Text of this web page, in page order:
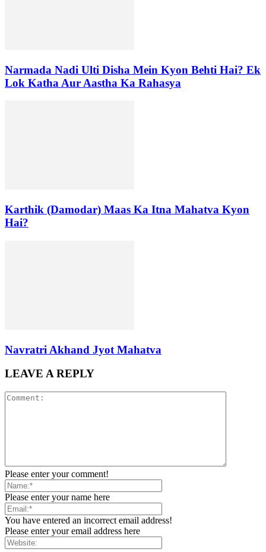
Narmada Nadi Ulti Disha Mein Kyon Behti Hai? Ek
Lok Katha Aur Aastha Ka Rahasya
Karthik (Damodar) Maas Ka Itna Mahatva Kyon
Hai?
Navratri Akhand Jyot Mahatva
LEAVE A REPLY
Please enter your comment!
Please enter your name here
You have entered an incorrect email address!
Please enter your email address here